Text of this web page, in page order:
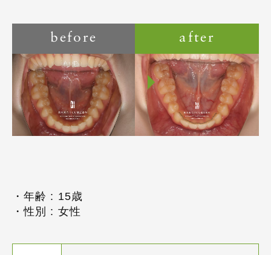
before after
・年齢 : 15歳
・性別 : 女性